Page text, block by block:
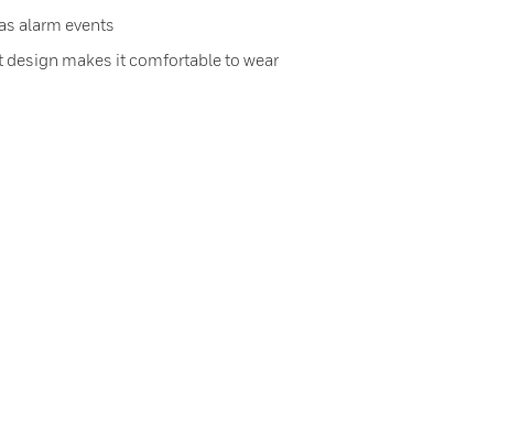
alarm events
makes it comfortable to wear